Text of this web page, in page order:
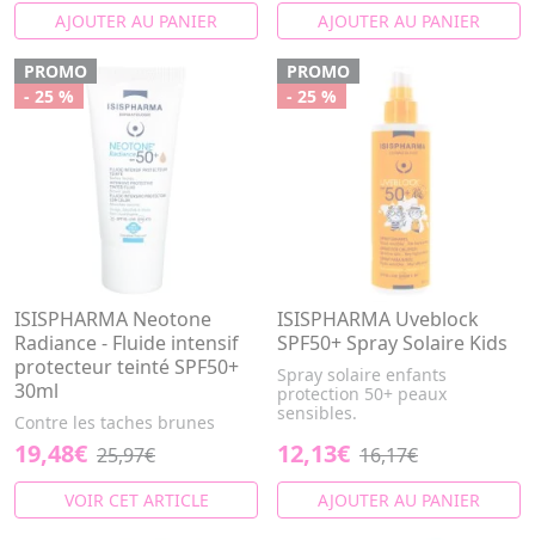
AJOUTER AU PANIER AJOUTER AU PANIER
PROMO
- 25 %
ISISPHARMA Neotone
Radiance - Fluide intensif
protecteur teinté SPF50+
30ml
Contre les taches brunes
19,48€ 25,97€
VOIR CET ARTICLE
PROMO
- 25 %
ISISPHARMA Uveblock
SPF50+ Spray Solaire Kids
Spray solaire enfants
protection 50+ peaux
sensibles.
12,13€ 16,17€
AJOUTER AU PANIER